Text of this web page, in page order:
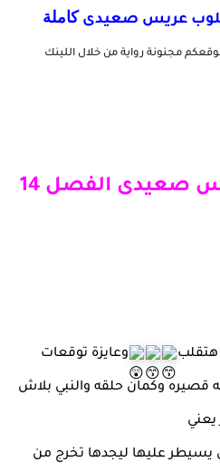
عريس صعيدى كاملة
مجنونة رواية من خلال اللينك
صعيدى الفصل 14
هتقلب وعايزة توقعات
قصيره وكمان حلقه والنبي بلاش
يسيطر عليها ليجدها تخرج من